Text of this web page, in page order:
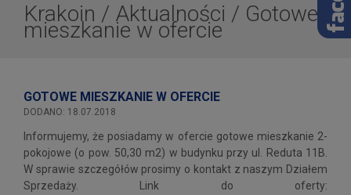
Krakoin / Aktualności / Gotowe
mieszkanie w ofercie
GOTOWE MIESZKANIE W OFERCIE
DODANO: 18.07.2018
Informujemy, że posiadamy w ofercie gotowe mieszkanie 2-
pokojowe (o pow. 50,30 m2) w budynku przy ul. Reduta 11B.
W sprawie szczegółów prosimy o kontakt z naszym Działem
Sprzedaży. Link do oferty: